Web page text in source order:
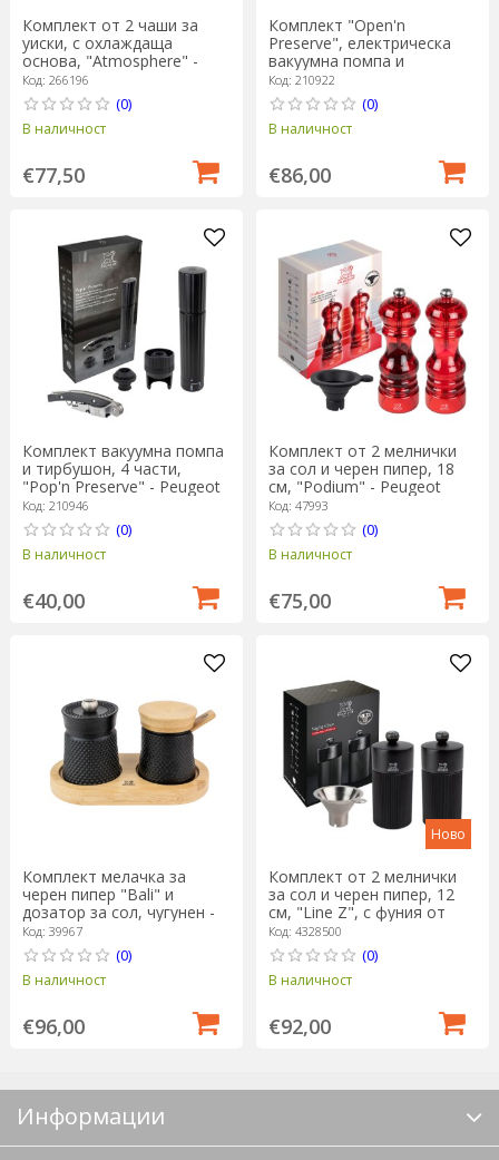
Комплект от 2 чаши за
уиски, с охлаждаща
основа, "Atmosphere" -
Peugeot
Код: 266196
(0)
В наличност
€77,50
Комплект "Open'n
Preserve", електрическа
вакуумна помпа и
тирбушон Clavelin -
Peugeot
Код: 210922
(0)
В наличност
€86,00
Комплект вакуумна помпа
и тирбушон, 4 части,
"Pop'n Preserve" - ​​​​Peugeot
Код: 210946
(0)
В наличност
€40,00
Комплект от 2 мелнички
за сол и черен пипер, 18
см, "Podium" - Peugeot
Код: 47993
(0)
В наличност
€75,00
Комплект мелачка за
черен пипер "Bali" и
дозатор за сол, чугунен - ​​
Peugeot
Код: 39967
(0)
В наличност
€96,00
Ново
Комплект от 2 мелнички
за сол и черен пипер, 12
см, "Line Z", с фуния от
неръждаема стомана -
Peugeot
Код: 4328500
(0)
В наличност
€92,00
Информации